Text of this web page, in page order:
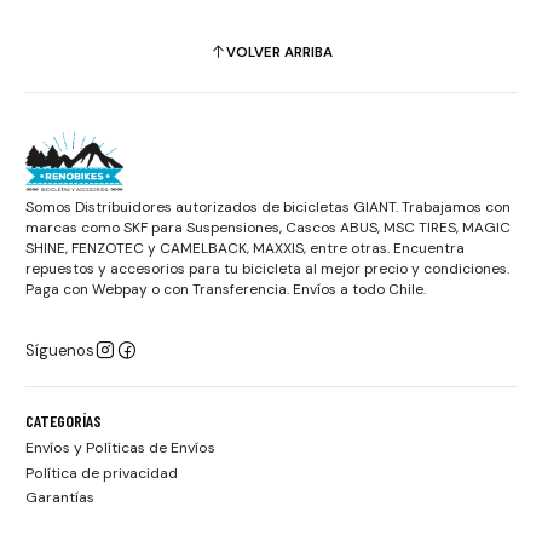
VOLVER ARRIBA
Somos Distribuidores autorizados de bicicletas GIANT. Trabajamos con
marcas como SKF para Suspensiones, Cascos ABUS, MSC TIRES, MAGIC
SHINE, FENZOTEC y CAMELBACK, MAXXIS, entre otras. Encuentra
repuestos y accesorios para tu bicicleta al mejor precio y condiciones.
Paga con Webpay o con Transferencia. Envíos a todo Chile.
Síguenos
CATEGORÍAS
Envíos y Políticas de Envíos
Política de privacidad
Garantías